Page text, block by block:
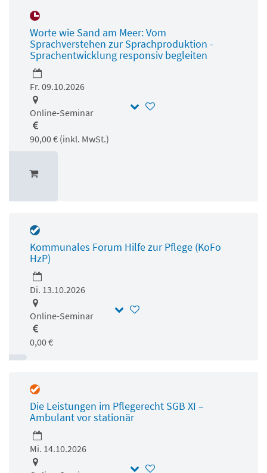
Worte wie Sand am Meer: Vom
Sprachverstehen zur Sprachproduktion -
Sprachentwicklung responsiv begleiten
Fr. 09.10.2026
Online-Seminar
90,00 € (inkl. MwSt.)
Kommunales Forum Hilfe zur Pflege (KoFo
HzP)
Di. 13.10.2026
Online-Seminar
0,00 €
Die Leistungen im Pflegerecht SGB XI –
Ambulant vor stationär
Mi. 14.10.2026